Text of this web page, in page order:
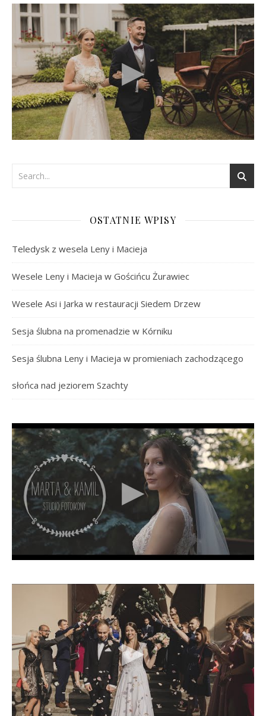
OSTATNIE WPISY
Teledysk z wesela Leny i Macieja
Wesele Leny i Macieja w Gościńcu Żurawiec
Wesele Asi i Jarka w restauracji Siedem Drzew
Sesja ślubna na promenadzie w Kórniku
Sesja ślubna Leny i Macieja w promieniach zachodzącego
słońca nad jeziorem Szachty